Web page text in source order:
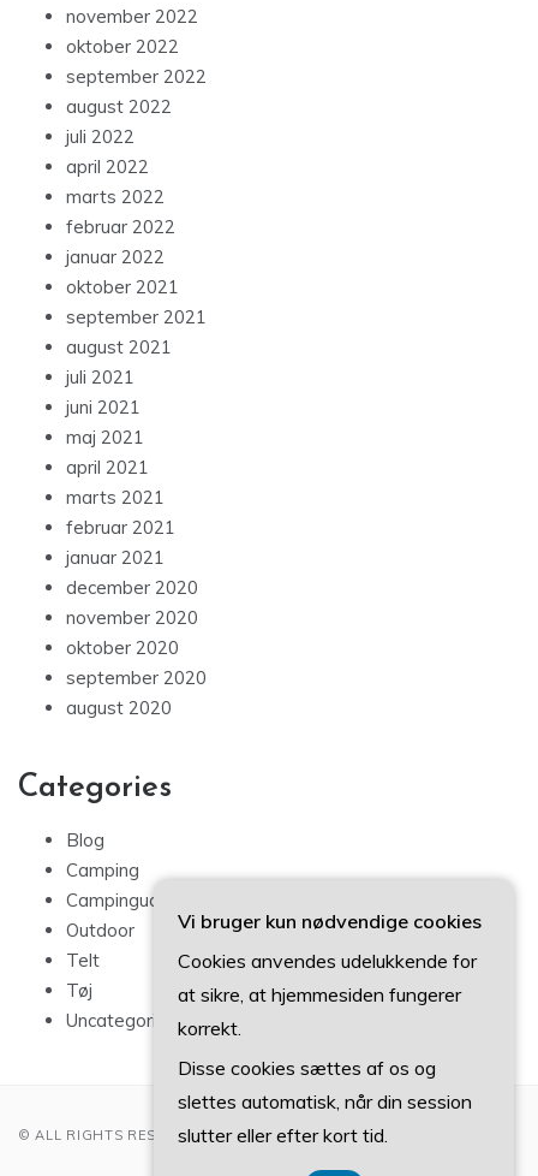
november 2022
oktober 2022
september 2022
august 2022
juli 2022
april 2022
marts 2022
februar 2022
januar 2022
oktober 2021
september 2021
august 2021
juli 2021
juni 2021
maj 2021
april 2021
marts 2021
februar 2021
januar 2021
december 2020
november 2020
oktober 2020
september 2020
august 2020
Categories
Blog
Camping
Campingudstyr
Outdoor
Telt
Tøj
Uncategorized
© ALL RIGHTS RESERVED 2022
Vi bruger kun nødvendige cookies
Cookies anvendes udelukkende for
at sikre, at hjemmesiden fungerer
korrekt.
Disse cookies sættes af os og
slettes automatisk, når din session
slutter eller efter kort tid.